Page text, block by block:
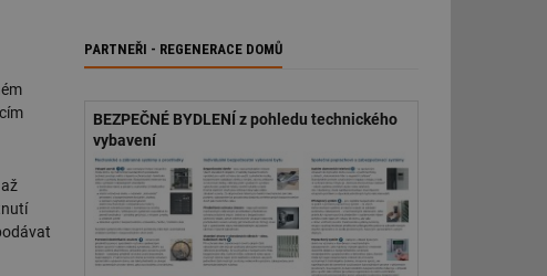
PARTNEŘI - REGENERACE DOMŮ
BEZPEČNÉ BYDLENÍ z pohledu technického
vybavení